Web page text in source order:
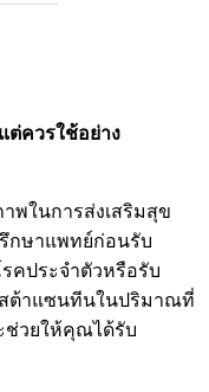
ต่ควรใช้อย่าง
พในการส่งเสริมสุข
กษาแพทย์ก่อนรับ
คประจำตัวหรือรับ
สต้าแซนทีนในปริมาณที่
ช่วยให้คุณได้รับ